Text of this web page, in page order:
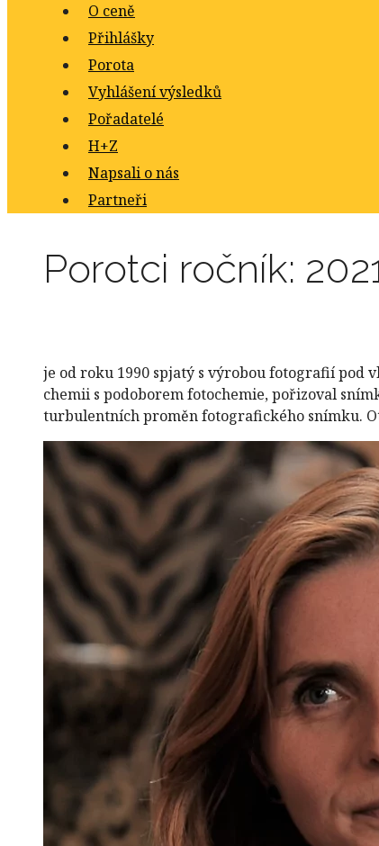
O ceně
Přihlášky
Porota
Vyhlášení výsledků
Pořadatelé
H+Z
Napsali o nás
Partneři
Porotci ročník:
je od roku 1990 spjatý s výrobou fotografií pod
chemii s podoborem fotochemie, pořizoval
turbulentních proměn fotografického snímku.